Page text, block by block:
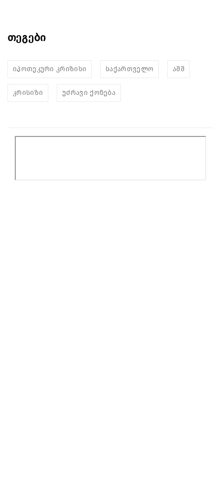
თეგები
იპოთეკური კრიზისი საქართველო აშშ
კრისიზი უძრავი ქონება